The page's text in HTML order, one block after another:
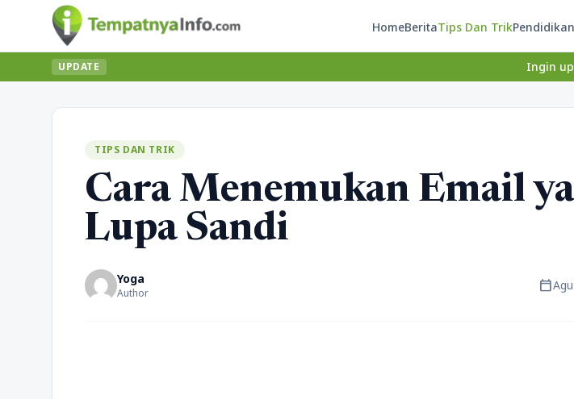
HomeBeritaTips Dan TrikPendidikan
UPDATE Ingin upgrade skill
TIPS DAN TRIK
Cara Menemukan Email
Lupa Sandi
Yoga
Author calendar_today